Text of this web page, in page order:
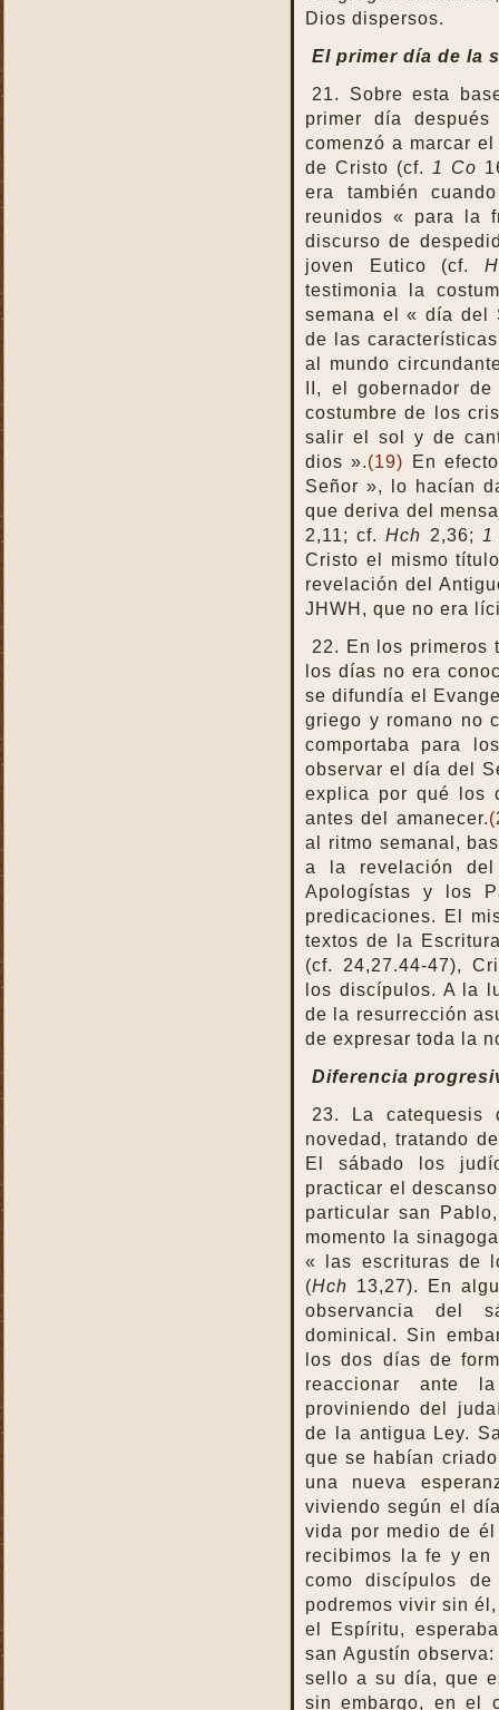
Dios dispersos.
El primer día de la
21. Sobre esta
primer día
comenzó a marcar
de Cristo (cf. 1 Co
era también
reunidos « para la
discurso de
joven Eutico (cf.
testimonia la
semana el « día del
de las
al mundo
II, el gobernador
costumbre de los
salir el sol y de
dios ».(19) En
Señor », lo hacían
que deriva del
2,11; cf.Hch 2,36; 1
Cristo el mismo
revelación del
JHWH, que no era
22. En los primeros
los días no era
se difundía el
griego y romano no
comportaba para
observar el día del
explica por qué los
antes del amanecer.
al ritmo semanal,
a la revelación del
Apologístas y los
predicaciones. El
textos de la
(cf. 24,27.44-47),
los discípulos. A la
de la resurrección
de expresar toda la
Diferencia
23. La catequesis
novedad, tratando
El sábado los
practicar el
particular san
momento la
« las escrituras de
(Hch 13,27). En
observancia del
dominical. Sin
los dos días de
reaccionar ante
proviniendo del
de la antigua Ley.
que se habían
una nueva
viviendo según el
vida por medio de
recibimos la fe y en
como discípulos
podremos vivir sin
el Espíritu,
san Agustín
sello a su día, que
sin embargo, en el